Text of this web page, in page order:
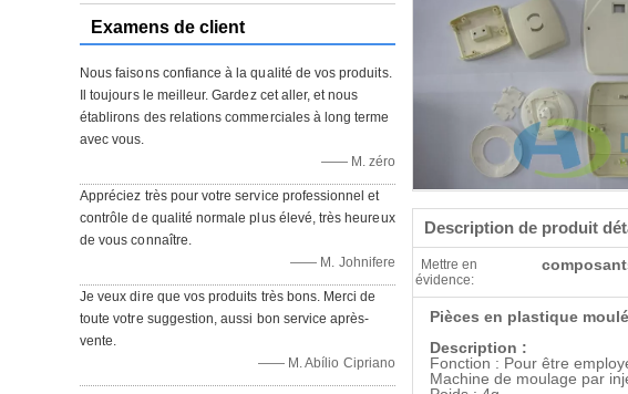
Examens de client
Nous faisons confiance à la qualité de vos produits.
Il toujours le meilleur. Gardez cet aller, et nous
établirons des relations commerciales à long terme
avec vous.
—— M. zéro
Appréciez très pour votre service professionnel et
contrôle de qualité normale plus élevé, très heureux
de vous connaître.
—— M. Johnifere
Je veux dire que vos produits très bons. Merci de
toute votre suggestion, aussi bon service après-
vente.
—— M. Abílio Cipriano
Description de produit
Mettre en
évidence:
Pièces en plastique
Description :
Fonction : Pour être
Machine de moulage par